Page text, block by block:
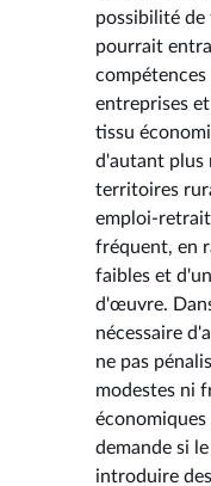
possibilité
pourrait
compétences
entreprises
tissu
d'autant plus
territoires
emploi-
fréquent, en
faibles et
d'œuvre.
nécessaire
ne pas
modestes ni
économiques
demande si
introduire